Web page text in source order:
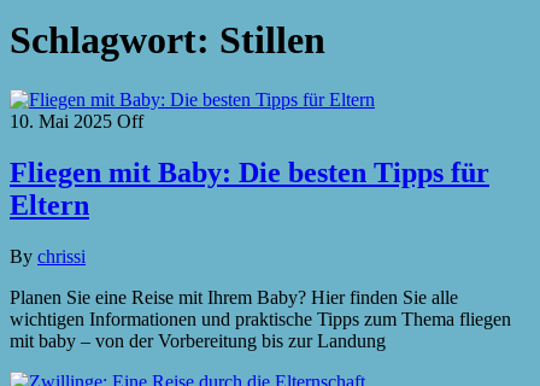
Schlagwort: Stillen
10. Mai 2025 Off
Fliegen mit Baby: Die besten Tipps für
Eltern
By chrissi
Planen Sie eine Reise mit Ihrem Baby? Hier finden Sie alle
wichtigen Informationen und praktische Tipps zum Thema fliegen
mit baby – von der Vorbereitung bis zur Landung